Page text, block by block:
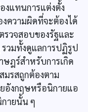
งแทนการแต่งตั้ง
ความผิดที่จะต้องได้
รวจสอบของรัฐและ
รวมทั้งดูแลการปฏิรูป
ษฎร์สำหรับการเกิด
มรสถูกต้องตาม
อังกฤษหรือนิกายแอ
ายนั้น ๆ